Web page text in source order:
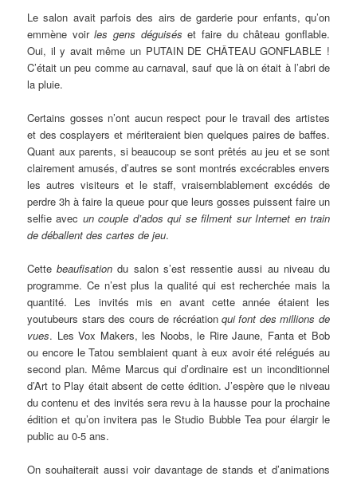
Le salon avait parfois des airs de garderie pour enfants, qu’on
emmène voirles gens déguisés et faire du château gonflable.
Oui, il y avait même un PUTAIN DE CHÂTEAU GONFLABLE !
C’était un peu comme au carnaval, sauf que là on était à l’abri de
la pluie.
Certains gosses n’ont aucun respect pour le travail des artistes
et des cosplayers et mériteraient bien quelques paires de baffes.
Quant aux parents, si beaucoup se sont prêtés au jeu et se sont
clairement amusés, d’autres se sont montrés excécrables envers
les autres visiteurs et le staff, vraisemblablement excédés de
perdre 3h à faire la queue pour que leurs gosses puissent faire un
selfie avec un couple d’ados qui se filment sur Internet en train
de déballent des cartes de jeu.
Cettebeaufisation du salon s’est ressentie aussi au niveau du
programme. Ce n’est plus la qualité qui est recherchée mais la
quantité. Les invités mis en avant cette année étaient les
youtubeurs stars des cours de récréation qui font des millions de
vues. Les Vox Makers, les Noobs, le Rire Jaune, Fanta et Bob
ou encore le Tatou semblaient quant à eux avoir été relégués au
second plan. Même Marcus qui d’ordinaire est un inconditionnel
d’Art to Play était absent de cette édition. J’espère que le niveau
du contenu et des invités sera revu à la hausse pour la prochaine
édition et qu’on invitera pas le Studio Bubble Tea pour élargir le
public au 0-5 ans.
On souhaiterait aussi voir davantage de stands et d’animations